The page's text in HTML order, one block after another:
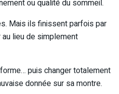
ou qualité du sommeil.
Mais ils finissent parfois par
lieu de simplement
puis changer totalement
donnée sur sa montre.